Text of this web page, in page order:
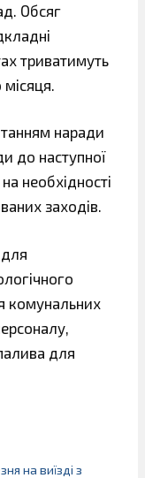
Обсяг
триватимуть
наради
до наступної
необхідності
заходів.
комунальних
для
на виїзді з